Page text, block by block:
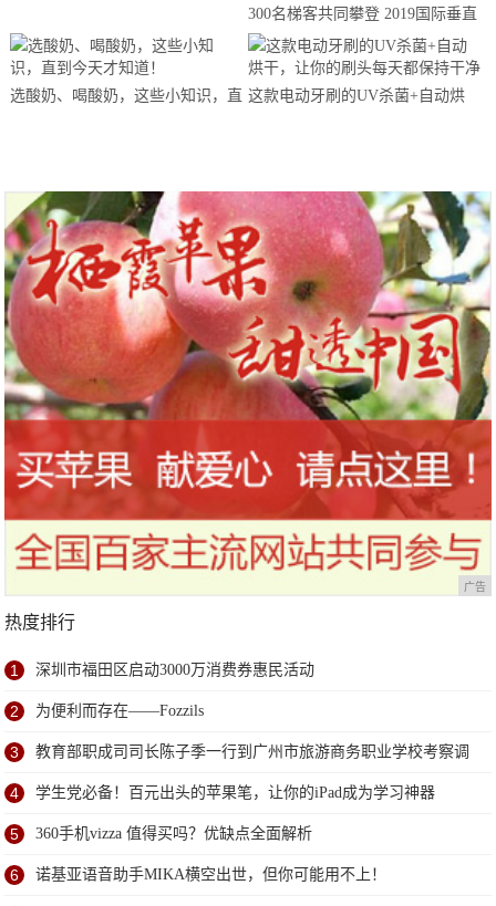
300名梯客共同攀登 2019国际垂直
马拉松超级精英赛顺德海骏达中心
站欢乐开跑
选酸奶、喝酸奶，这些小知识，直 这款电动牙刷的UV杀菌+自动烘
广告
热度排行
1 深圳市福田区启动3000万消费券惠民活动
2 为便利而存在——Fozzils
3 教育部职成司司长陈子季一行到广州市旅游商务职业学校考察调
研
4 学生党必备！百元出头的苹果笔，让你的iPad成为学习神器
5 360手机vizza 值得买吗？优缺点全面解析
6 诺基亚语音助手MIKA横空出世，但你可能用不上！